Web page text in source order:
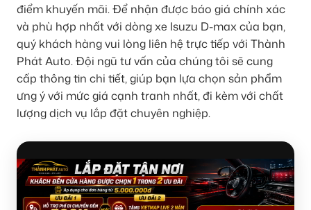
điểm khuyến mãi. Để nhận được báo giá chính xác
và phù hợp nhất với dòng xe Isuzu D-max của bạn,
quý khách hàng vui lòng liên hệ trực tiếp với Thành
Phát Auto. Đội ngũ tư vấn của chúng tôi sẽ cung
cấp thông tin chi tiết, giúp bạn lựa chọn sản phẩm
ưng ý với mức giá cạnh tranh nhất, đi kèm với chất
lượng dịch vụ lắp đặt chuyên nghiệp.